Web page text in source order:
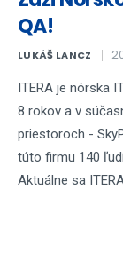
QA!
LUKÁŠ LANCZ
ITERA je nórska
8 rokov a v
priestoroch -
túto firmu 140
Aktuálne sa